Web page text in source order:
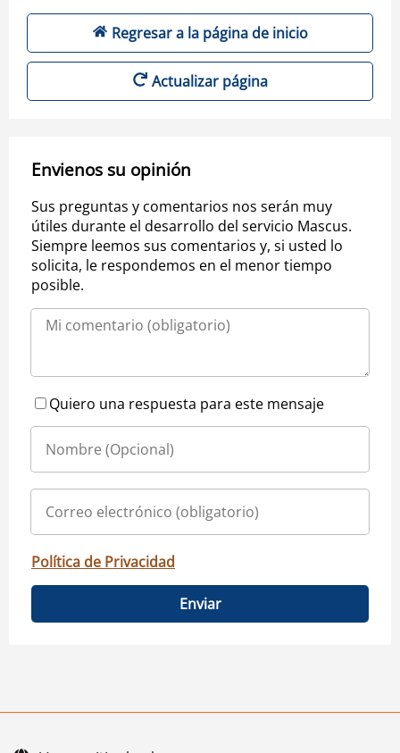
Regresar a la página de inicio
Actualizar página
Envienos su opinión
Sus preguntas y comentarios nos serán muy
útiles durante el desarrollo del servicio Mascus.
Siempre leemos sus comentarios y, si usted lo
solicita, le respondemos en el menor tiempo
posible.
Quiero una respuesta para este mensaje
Política de Privacidad
Enviar